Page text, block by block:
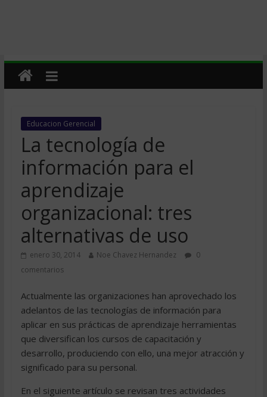
Educacion Gerencial
La tecnología de
información para el
aprendizaje
organizacional: tres
alternativas de uso
enero 30, 2014 Noe Chavez Hernandez
0
comentarios
Actualmente las organizaciones han aprovechado los
adelantos de las tecnologías de información para
aplicar en sus prácticas de aprendizaje herramientas
que diversifican los cursos de capacitación y
desarrollo, produciendo con ello, una mejor atracción y
significado para su personal.
En el siguiente artículo se revisan tres actividades